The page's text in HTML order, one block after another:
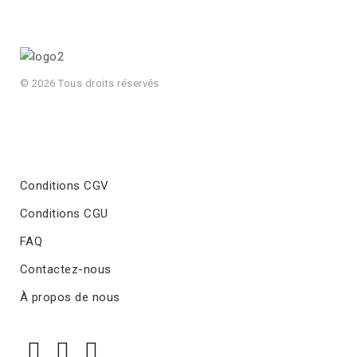
© 2026 Tous droits réservés
Conditions CGV
Conditions CGU
FAQ
Contactez-nous
À propos de nous